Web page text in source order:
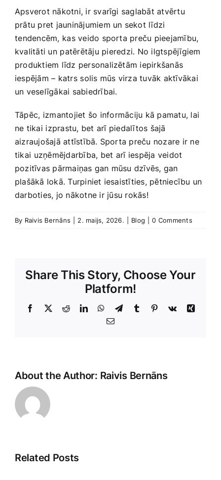
Apsverot nākotni, ir svarīgi saglabāt atvērtu
prātu pret‌ jauninājumiem un sekot līdzi
⁢tendencēm,⁣ kas veido ‌sporta preču pieejamību,
kvalitāti un⁣ patērētāju⁢ pieredzi. No ilgtspējīgiem
produktiem līdz personalizētām iepirkšanās
iespējām – ‌katrs ⁤solis mūs virza tuvāk aktīvākai⁢
un veselīgākai sabiedrībai.
Tāpēc, ⁢izmantojiet ‌šo⁤ informāciju kā pamatu,‌ lai‍
ne tikai⁤ izprastu, bet arī ⁣piedalītos šajā
‍aizraujošajā attīstībā. Sporta preču nozare ir‌ ne
tikai⁣ uzņēmējdarbība, bet⁣ arī ⁤iespēja veidot
pozitīvas pārmaiņas gan mūsu ‌dzīvēs, gan
plašākā lokā. Turpiniet iesaistīties, pētniecību un
darboties,‌ jo nākotne ir⁣ jūsu rokās!
By Raivis Bernāns 2. maijs, 2026. Blog 0 Comments
Share This Story, Choose Your
Platform!
Facebook
X RedditLinkedInWhatsApp
TelegramTumblr Pinterest
Vk
Xing
E-
About the Author: Raivis Bernāns
Related Posts